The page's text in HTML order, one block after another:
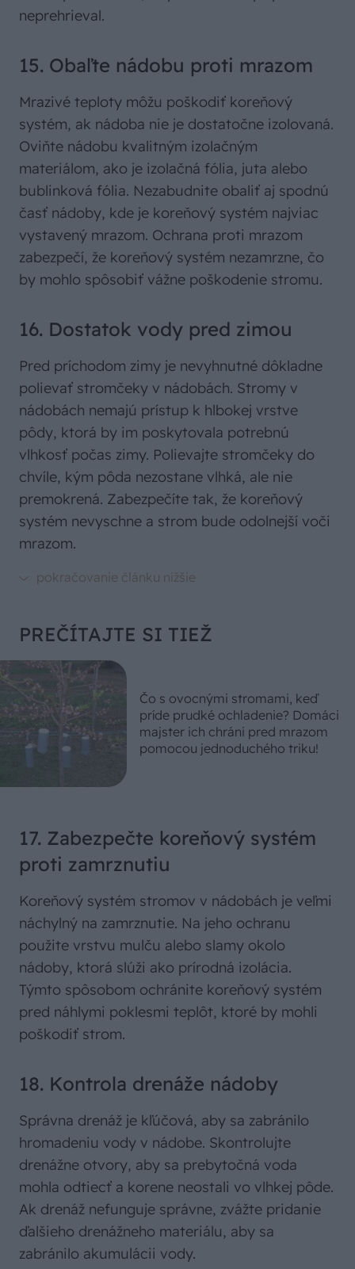
neprehrieval.
15. Obaľte nádobu proti mrazom
Mrazivé teploty môžu poškodiť koreňový
systém, ak nádoba nie je dostatočne izolovaná.
Oviňte nádobu kvalitným izolačným
materiálom, ako je izolačná fólia, juta alebo
bublinková fólia. Nezabudnite obaliť aj spodnú
časť nádoby, kde je koreňový systém najviac
vystavený mrazom. Ochrana proti mrazom
zabezpečí, že koreňový systém nezamrzne, čo
by mohlo spôsobiť vážne poškodenie stromu.
16. Dostatok vody pred zimou
Pred príchodom zimy je nevyhnutné dôkladne
polievať stromčeky v nádobách. Stromy v
nádobách nemajú prístup k hlbokej vrstve
pôdy, ktorá by im poskytovala potrebnú
vlhkosť počas zimy. Polievajte stromčeky do
chvíle, kým pôda nezostane vlhká, ale nie
premokrená. Zabezpečíte tak, že koreňový
systém nevyschne a strom bude odolnejší voči
mrazom.
PREČÍTAJTE SI TIEŽ
Čo s ovocnými stromami, keď
príde prudké ochladenie? Domáci
majster ich chráni pred mrazom
pomocou jednoduchého triku!
17. Zabezpečte koreňový systém
proti zamrznutiu
Koreňový systém stromov v nádobách je veľmi
náchylný na zamrznutie. Na jeho ochranu
použite vrstvu mulču alebo slamy okolo
nádoby, ktorá slúži ako prírodná izolácia.
Týmto spôsobom ochránite koreňový systém
pred náhlymi poklesmi teplôt, ktoré by mohli
poškodiť strom.
18. Kontrola drenáže nádoby
Správna drenáž je kľúčová, aby sa zabránilo
hromadeniu vody v nádobe. Skontrolujte
drenážne otvory, aby sa prebytočná voda
mohla odtiecť a korene neostali vo vlhkej pôde.
Ak drenáž nefunguje správne, zvážte pridanie
ďalšieho drenážneho materiálu, aby sa
zabránilo akumulácii vody.